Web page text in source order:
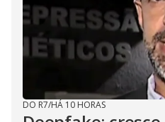
DO R7/HÁ 10 HORAS